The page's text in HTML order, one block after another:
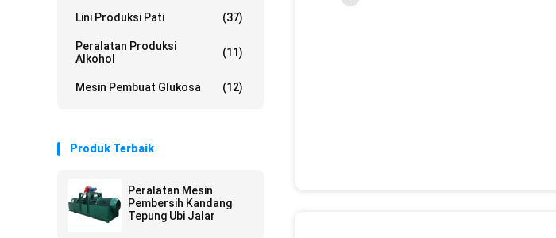
Lini Produksi Pati (37)
Peralatan Produksi
Alkohol
(11)
Mesin Pembuat Glukosa (12)
Produk Terbaik
Peralatan Mesin
Pembersih Kandang
Tepung Ubi Jalar